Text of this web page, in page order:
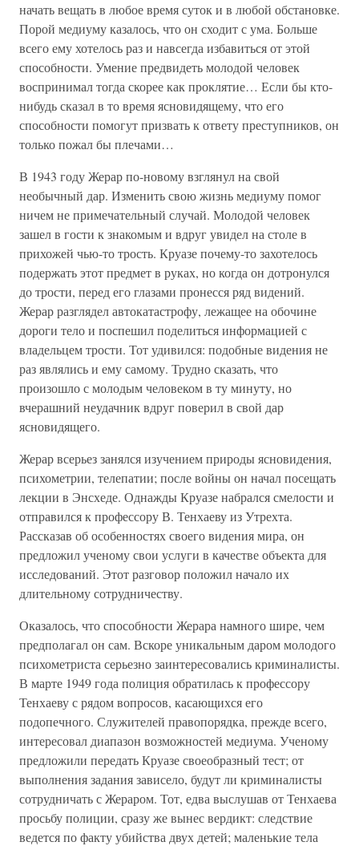
начать вещать в любое время суток и в любой обстановке.
Порой медиуму казалось, что он сходит с ума. Больше
всего ему хотелось раз и навсегда избавиться от этой
способности. Умение предвидеть молодой человек
воспринимал тогда скорее как проклятие… Если бы кто-
нибудь сказал в то время ясновидящему, что его
способности помогут призвать к ответу преступников, он
только пожал бы плечами…
В 1943 году Жерар по-новому взглянул на свой
необычный дар. Изменить свою жизнь медиуму помог
ничем не примечательный случай. Молодой человек
зашел в гости к знакомым и вдруг увидел на столе в
прихожей чью-то трость. Круазе почему-то захотелось
подержать этот предмет в руках, но когда он дотронулся
до трости, перед его глазами пронесся ряд видений.
Жерар разглядел автокатастрофу, лежащее на обочине
дороги тело и поспешил поделиться информацией с
владельцем трости. Тот удивился: подобные видения не
раз являлись и ему самому. Трудно сказать, что
произошло с молодым человеком в ту минуту, но
вчерашний неудачник вдруг поверил в свой дар
ясновидящего.
Жерар всерьез занялся изучением природы ясновидения,
психометрии, телепатии; после войны он начал посещать
лекции в Энсхеде. Однажды Круазе набрался смелости и
отправился к профессору В. Тенхаеву из Утрехта.
Рассказав об особенностях своего видения мира, он
предложил ученому свои услуги в качестве объекта для
исследований. Этот разговор положил начало их
длительному сотрудничеству.
Оказалось, что способности Жерара намного шире, чем
предполагал он сам. Вскоре уникальным даром молодого
психометриста серьезно заинтересовались криминалисты.
В марте 1949 года полиция обратилась к профессору
Тенхаеву с рядом вопросов, касающихся его
подопечного. Служителей правопорядка, прежде всего,
интересовал диапазон возможностей медиума. Ученому
предложили передать Круазе своеобразный тест; от
выполнения задания зависело, будут ли криминалисты
сотрудничать с Жераром. Тот, едва выслушав от Тенхаева
просьбу полиции, сразу же вынес вердикт: следствие
ведется по факту убийства двух детей; маленькие тела